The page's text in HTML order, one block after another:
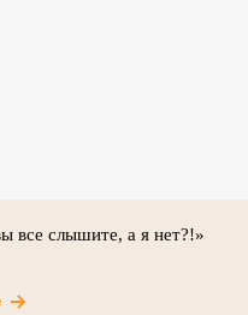
все слышите, а я нет?!»